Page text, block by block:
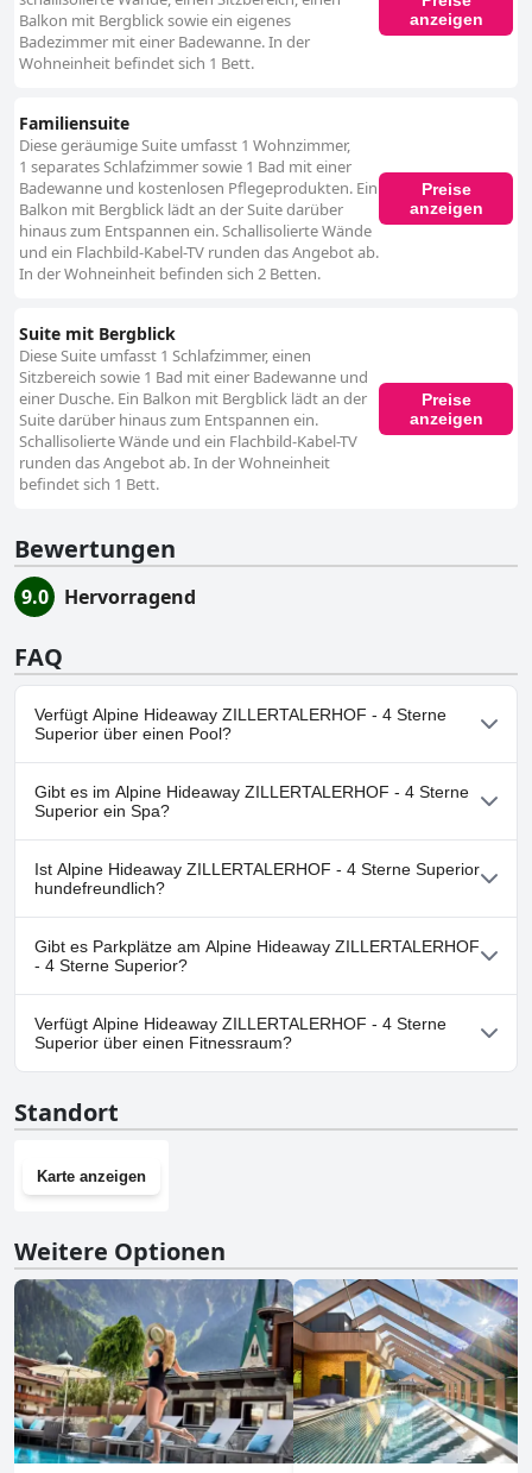
Balkon mit Bergblick sowie ein eigenes
Badezimmer mit einer Badewanne. In der
Wohneinheit befindet sich 1 Bett.
anzeigen
Familiensuite
Diese geräumige Suite umfasst 1 Wohnzimmer,
1 separates Schlafzimmer sowie 1 Bad mit einer
Badewanne und kostenlosen Pflegeprodukten. Ein
Balkon mit Bergblick lädt an der Suite darüber
hinaus zum Entspannen ein. Schallisolierte Wände
und ein Flachbild-Kabel-TV runden das Angebot ab.
In der Wohneinheit befinden sich 2 Betten.
Preise
anzeigen
Suite mit Bergblick
Diese Suite umfasst 1 Schlafzimmer, einen
Sitzbereich sowie 1 Bad mit einer Badewanne und
einer Dusche. Ein Balkon mit Bergblick lädt an der
Suite darüber hinaus zum Entspannen ein.
Schallisolierte Wände und ein Flachbild-Kabel-TV
runden das Angebot ab. In der Wohneinheit
befindet sich 1 Bett.
Preise
anzeigen
Bewertungen
9.0 Hervorragend
FAQ
Verfügt Alpine Hideaway ZILLERTALERHOF - 4 Sterne
Superior über einen Pool?
Ja, Alpine Hideaway ZILLERTALERHOF - 4 Sterne Superior hat
Pools, die zu einer oder mehreren der folgenden Kategorien
gehören: Beheizter Pool, Hallenbad, Außenpool.Weitere
Informationen finden Sie in den Antworten auf den Fragebogen
Pool.
Gibt es im Alpine Hideaway ZILLERTALERHOF - 4 Sterne
Superior ein Spa?
Ja, es gibt ein Spa im Alpine Hideaway ZILLERTALERHOF - 4
Sterne Superior.
Ist Alpine Hideaway ZILLERTALERHOF - 4 Sterne Superior
hundefreundlich?
Nein, Alpine Hideaway ZILLERTALERHOF - 4 Sterne Superior
erlaubt keine Hunde.
Gibt es Parkplätze am Alpine Hideaway ZILLERTALERHOF
- 4 Sterne Superior?
Ja, Parkmöglichkeiten sind im Alpine Hideaway ZILLERTALERHOF
- 4 Sterne Superior vorhanden.
Verfügt Alpine Hideaway ZILLERTALERHOF - 4 Sterne
Superior über einen Fitnessraum?
einen Fitnessraum.
Standort
Karte anzeigen
Weitere Optionen